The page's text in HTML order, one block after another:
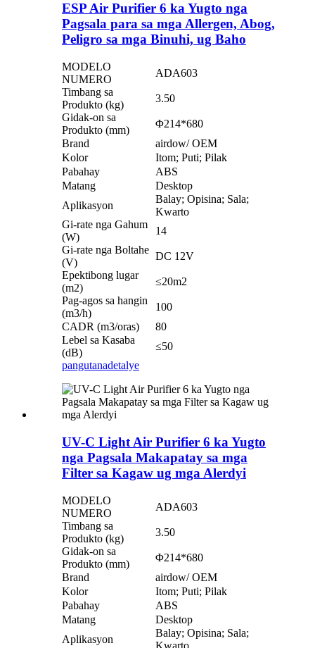
ESP Air Purifier 6 ka Yugto nga
Pagsala para sa mga Allergen, Abog,
Peligro sa mga Binuhi, ug Baho
MODELO
NUMERO
ADA603
Timbang sa
Produkto (kg)
3.50
Gidak-on sa
Produkto (mm)
Φ214*680
Brand
airdow/ OEM
Kolor
Itom; Puti; Pilak
Pabahay
ABS
Matang
Desktop
Aplikasyon
Balay; Opisina; Sala;
Kwarto
Gi-rate nga Gahum
(W)
14
Gi-rate nga Boltahe
(V)
DC 12V
Epektibong lugar
(m2)
≤20m2
Pag-agos sa hangin
(m3/h)
100
CADR (m3/oras)
80
Lebel sa Kasaba
(dB)
≤50
pangutanadetalye
UV-C Light Air Purifier 6 ka Yugto
nga Pagsala Makapatay sa mga
Filter sa Kagaw ug mga Alerdyi
MODELO
NUMERO
ADA603
Timbang sa
Produkto (kg)
3.50
Gidak-on sa
Produkto (mm)
Φ214*680
Brand
airdow/ OEM
Kolor
Itom; Puti; Pilak
Pabahay
ABS
Matang
Desktop
Aplikasyon
Balay; Opisina; Sala;
Kwarto